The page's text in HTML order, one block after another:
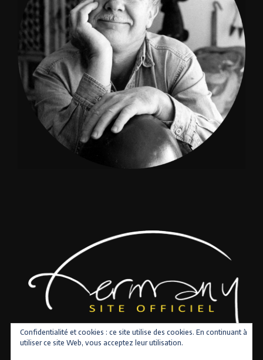
Confidentialité et cookies : ce site utilise des cookies. En continuant à
utiliser ce site Web, vous acceptez leur utilisation.